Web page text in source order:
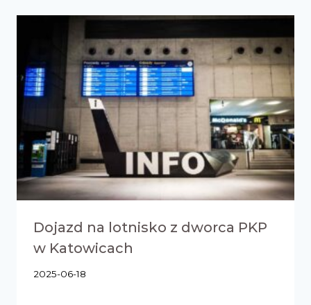
Dojazd na lotnisko z dworca PKP
w Katowicach
2025-06-18